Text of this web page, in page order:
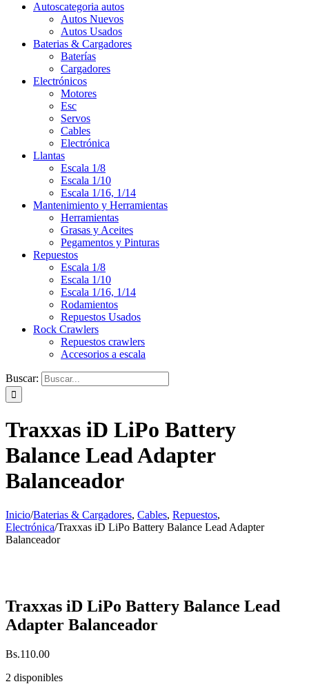
Autoscategoria autos
Autos Nuevos
Autos Usados
Baterias & Cargadores
Baterías
Cargadores
Electrónicos
Motores
Esc
Servos
Cables
Electrónica
Llantas
Escala 1/8
Escala 1/10
Escala 1/16, 1/14
Mantenimiento y Herramientas
Herramientas
Grasas y Aceites
Pegamentos y Pinturas
Repuestos
Escala 1/8
Escala 1/10
Escala 1/16, 1/14
Rodamientos
Repuestos Usados
Rock Crawlers
Repuestos crawlers
Accesorios a escala
Buscar:
Traxxas iD LiPo Battery
Balance Lead Adapter
Balanceador
Inicio/Baterias & Cargadores, Cables, Repuestos,
Electrónica/Traxxas iD LiPo Battery Balance Lead Adapter
Balanceador
Traxxas iD LiPo Battery Balance Lead
Adapter Balanceador
Bs.110.00
2 disponibles